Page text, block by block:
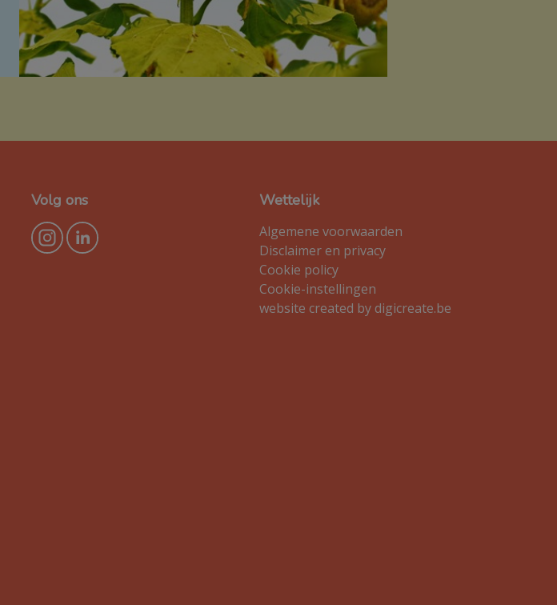
Volg ons Wettelijk
Algemene voorwaarden
Disclaimer en privacy
Cookie policy
Cookie-instellingen
website created by digicreate.be